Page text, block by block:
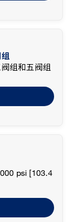
组和五阀组
psi [103.4